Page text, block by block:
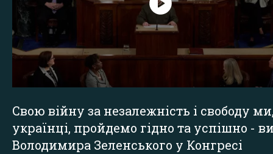
Свою війну за незалежність і свободу
українці, пройдемо гідно та успішно -
Володимира Зеленського у Конгресі